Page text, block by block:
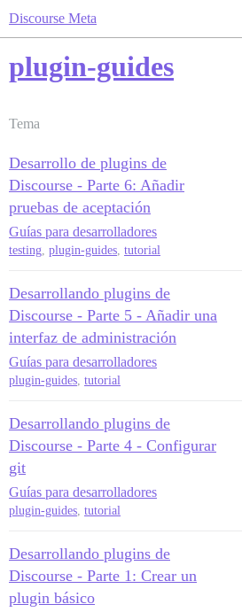
Discourse Meta
plugin-guides
Tema
Desarrollo de plugins de
Discourse - Parte 6: Añadir
pruebas de aceptación
Guías para desarrolladores
testing, plugin-guides, tutorial
Desarrollando plugins de
Discourse - Parte 5 - Añadir una
interfaz de administración
Guías para desarrolladores
plugin-guides, tutorial
Desarrollando plugins de
Discourse - Parte 4 - Configurar
git
Guías para desarrolladores
plugin-guides, tutorial
Desarrollando plugins de
Discourse - Parte 1: Crear un
plugin básico